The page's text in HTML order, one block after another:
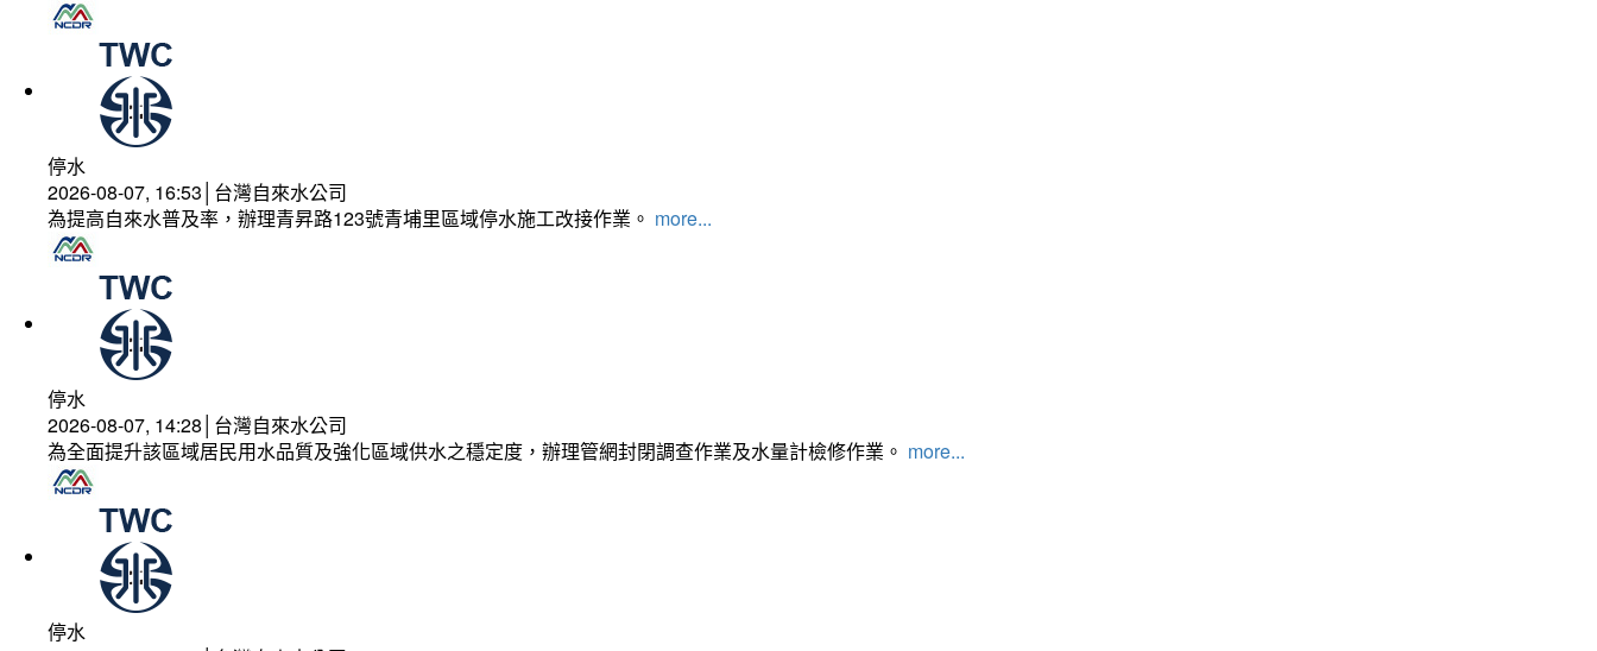
停水
2026-08-07, 16:53│台灣自來水公司
為提高自來水普及率，辦理青昇路123號青埔里區域停水施工改接作業。 more...
停水
2026-08-07, 14:28│台灣自來水公司
為全面提升該區域居民用水品質及強化區域供水之穩定度，辦理管網封閉調查作業及水量計檢修作業。 more...
停水